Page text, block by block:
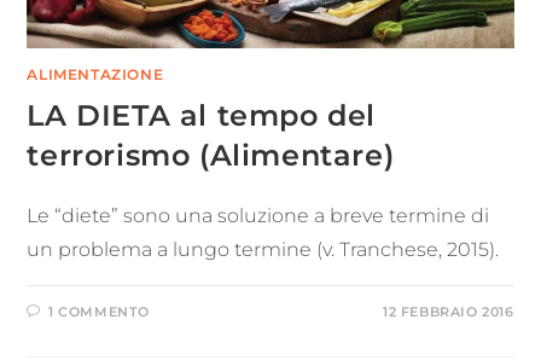
ALIMENTAZIONE
LA DIETA al tempo del
terrorismo (Alimentare)
Le “diete” sono una soluzione a breve termine di
un problema a lungo termine (v. Tranchese, 2015).
1 COMMENTO 12 FEBBRAIO 2016